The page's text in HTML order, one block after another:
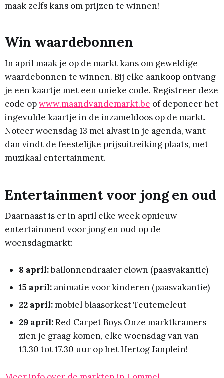
maak zelfs kans om prijzen te winnen!
Win waardebonnen
In april maak je op de markt kans om geweldige
waardebonnen te winnen. Bij elke aankoop ontvang
je een kaartje met een unieke code. Registreer deze
code opwww.maandvandemarkt.be of deponeer het
ingevulde kaartje in de inzameldoos op de markt.
Noteer woensdag 13 mei alvast in je agenda, want
dan vindt de feestelijke prijsuitreiking plaats, met
muzikaal entertainment.
Entertainment voor jong en oud
Daarnaast is er in april elke week opnieuw
entertainment voor jong en oud op de
woensdagmarkt:
8 april:ballonnendraaier clown (paasvakantie)
15 april: animatie voor kinderen (paasvakantie)
22 april:mobiel blaasorkest Teutemeleut
29 april:Red Carpet Boys Onze marktkramers
zien je graag komen, elke woensdag van van
13.30 tot 17.30 uur op het Hertog Janplein!